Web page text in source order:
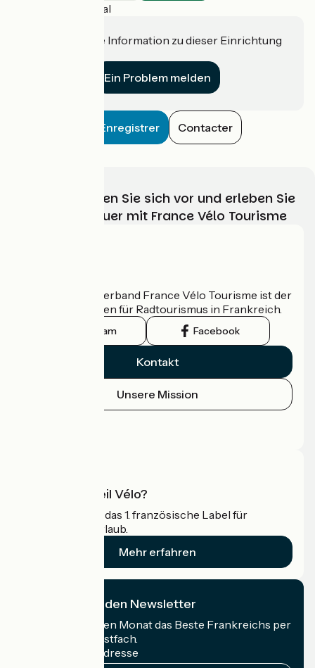
Bourg-Argental
Haben Sie eine Information zu dieser Einrichtung
Ein Problem melden
Enregistrer Contacter
Wählen, bereiten Sie sich vor und erleben Sie
Ihr Radabenteuer mit France Vélo Tourisme
Der nationale Verband France Vélo Tourisme ist der
offizielle Leitfaden für Radtourismus in Frankreich.
Instagram Facebook
Kontakt
Unsere Mission
Was ist Accueil Vélo?
Accueil Vélo ist das 1. französische Label für
Radfahrer im Urlaub.
Mehr erfahren
Ich abonniere den Newsletter
Erhalten Sie jeden Monat das Beste Frankreichs per
Rad in Ihrem Postfach.
Meine E-Mail-Adresse